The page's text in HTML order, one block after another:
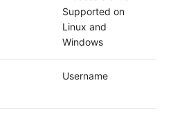
Supported on
Linux and
Windows
Username